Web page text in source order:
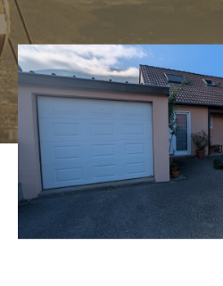
Pièces
2 3
Localisation